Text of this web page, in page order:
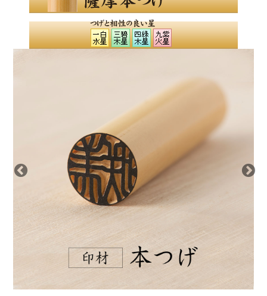
良いと言われることをきちんと取り入れて、吉印材と
印相体にてお彫りすることにより、お気持ちが前向き
になり自然とよい運気を招き入れられるのではないで
しょうか？